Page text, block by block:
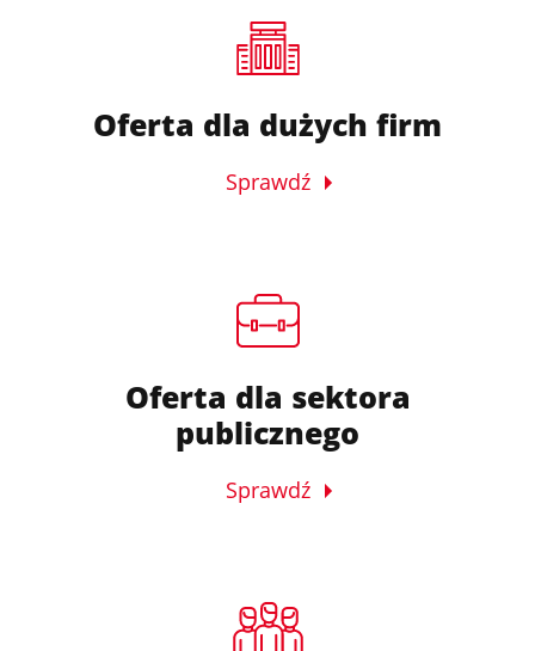
Oferta dla dużych firm
Sprawdź
Oferta dla sektora
publicznego
Sprawdź